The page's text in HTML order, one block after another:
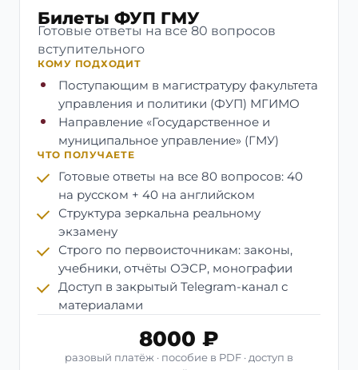
Билеты ФУП ГМУ
Готовые ответы на все 80 вопросов
вступительного
КОМУ ПОДХОДИТ
Поступающим в магистратуру факультета
управления и политики (ФУП) МГИМО
Направление «Государственное и
муниципальное управление» (ГМУ)
ЧТО ПОЛУЧАЕТЕ
Готовые ответы на все 80 вопросов: 40
на русском + 40 на английском
Структура зеркальна реальному
экзамену
Строго по первоисточникам: законы,
учебники, отчёты ОЭСР, монографии
Доступ в закрытый Telegram-канал с
материалами
8000 ₽
разовый платёж · пособие в PDF · доступ в